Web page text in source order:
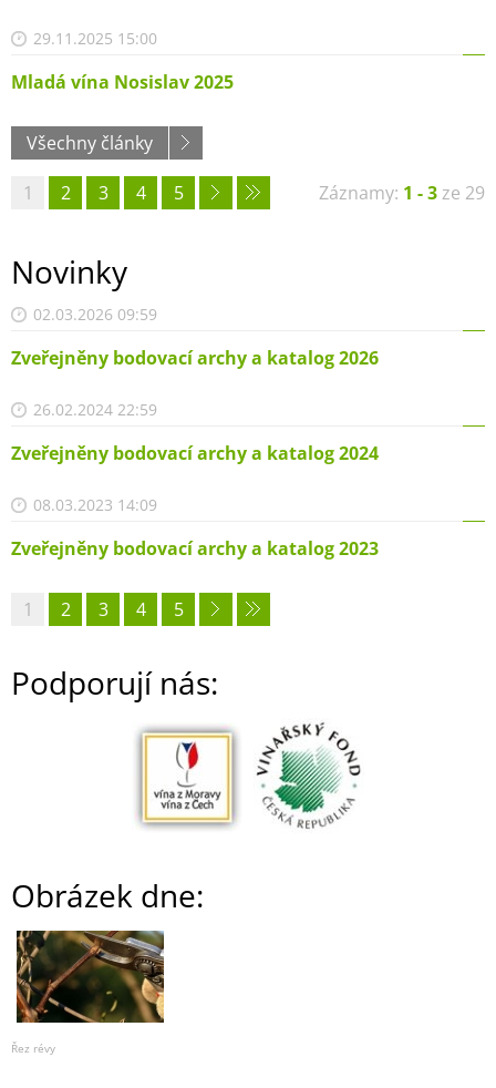
29.11.2025 15:00
Mladá vína Nosislav 2025
Všechny články
Záznamy: 1 - 3ze 29
1 2 3 4 5
Novinky
02.03.2026 09:59
Zveřejněny bodovací archy a katalog 2026
26.02.2024 22:59
Zveřejněny bodovací archy a katalog 2024
08.03.2023 14:09
Zveřejněny bodovací archy a katalog 2023
1 2 3 4 5
Podporují nás:
Obrázek dne:
Řez révy